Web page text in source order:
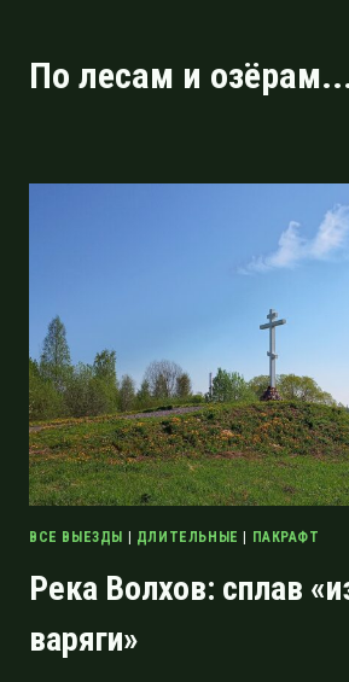
содержимому
По лесам и
ВСЕ ВЫЕЗДЫ | ДЛИТЕЛЬНЫЕ | ПАКРАФТ
Река Волхов: сплав
варяги»